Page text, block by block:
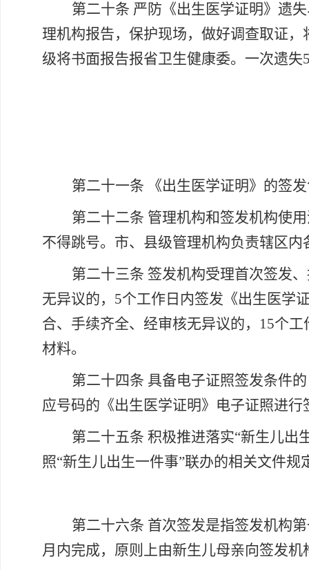
第二十条 严防《出生医学证明》遗
理机构报告，保护现场，做好调查取证
级将书面报告报省卫生健康委。一次遗
第二十一条
《出生医学证明》的签
第二十二条 管理机构和签发机构使
不得跳号。市、县级管理机构负责辖区
第二十三条 签发机构受理首次签发
无异议的， 5个工作日内签发《出生医学
合、手续齐全、经审核无异议的，15个
材料。
第二十四条 具备电子证照签发条件
应号码的《出生医学证明》电子证照进行
第二十五条 积极推进落实“新生儿出
照“新生儿出生一件事”联办的相关文件规
第二十六条 首次签发是指签发机构
月内完成，原则上由新生儿母亲向签发